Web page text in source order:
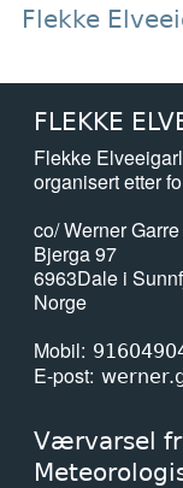
Flekke
FLEKKE
Flekke
organisert etter
co/ Werner Garre
Bjerga 97
6963Dale i
Norge
Mobil
E-post
Værvarsel